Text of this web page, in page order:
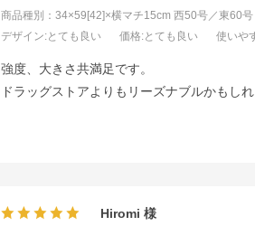
商品種別：34×59[42]×横マチ15cm 西50号／東60号
デザイン:とても良い 価格:とても良い 使いや
強度、大きさ共満足です。
ドラッグストアよりもリーズナブルかもし
Hiromi